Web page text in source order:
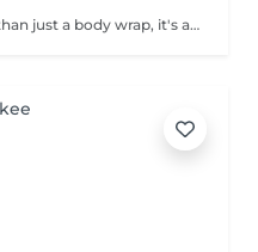
Our Whiskey Swaddling is more than just a body wrap, it's a full-body ritual designed to detox, tone, and deeply nourish your skin. We tailor the wrap to your needs using active-rich formulas, then wrap you in bandages, film, and warmth to boost results. The gentle contrast in temperature combined with potent actives works wonders and the results speak for themselves: Benefits: -Body detox & inch loss -Firmer, smoother skin -Improved tone & circulation